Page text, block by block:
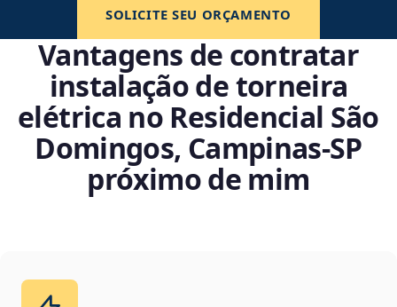
SOLICITE SEU ORÇAMENTO
Vantagens de contratar
instalação de torneira
elétrica no Residencial São
Domingos, Campinas‑SP
próximo de mim